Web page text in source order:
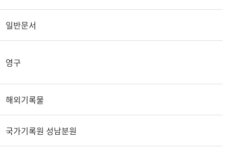
일반문서
영구
해외기록물
국가기록원 성남분원